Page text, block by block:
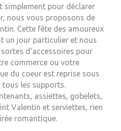
simplement pour déclarer
nous vous proposons de
Cette fête des amoureux
un jour particulier et nous
d'accessoires pour
commerce ou votre
du coeur est reprise sous
les supports.
assiettes, gobelets,
Valentin et serviettes, rien
romantique.